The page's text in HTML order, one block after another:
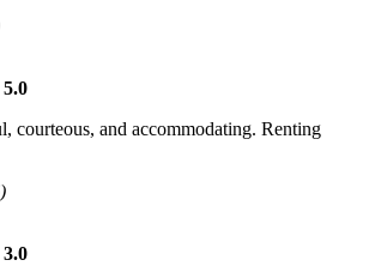
5.0
courteous, and accommodating. Renting
3.0